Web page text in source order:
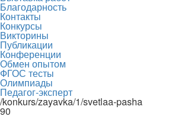
Благодарность
Контакты
Конкурсы
Викторины
Публикации
Конференции
Обмен опытом
ФГОС тесты
Олимпиады
Педагог-эксперт
/konkurs/zayavka/1/svetlaa-pasha
90